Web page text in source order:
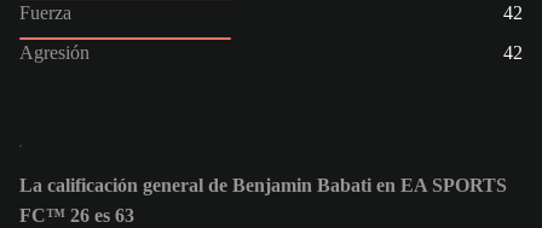
Fuerza
42
Agresión
42
La calificación general de Benjamin Babati en EA SPORTS
FC™ 26 es 63